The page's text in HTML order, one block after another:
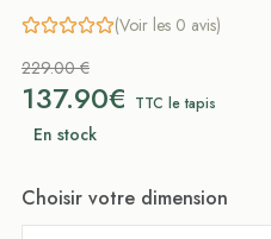
(Voir les 0 avis)
229.00 €
137.90€ TTC le tapis
En stock
Choisir votre dimension